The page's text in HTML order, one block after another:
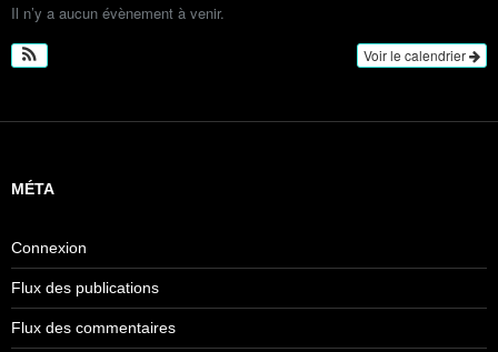
Il n’y a aucun évènement à venir.
Voir le calendrier
MÉTA
Connexion
Flux des publications
Flux des commentaires